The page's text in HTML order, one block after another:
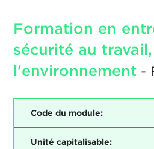
Formation en
sécurité au
l'environnement-
Code du module:
Unité capitalisable: